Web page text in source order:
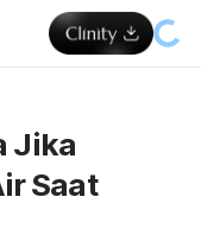
Jika
Saat